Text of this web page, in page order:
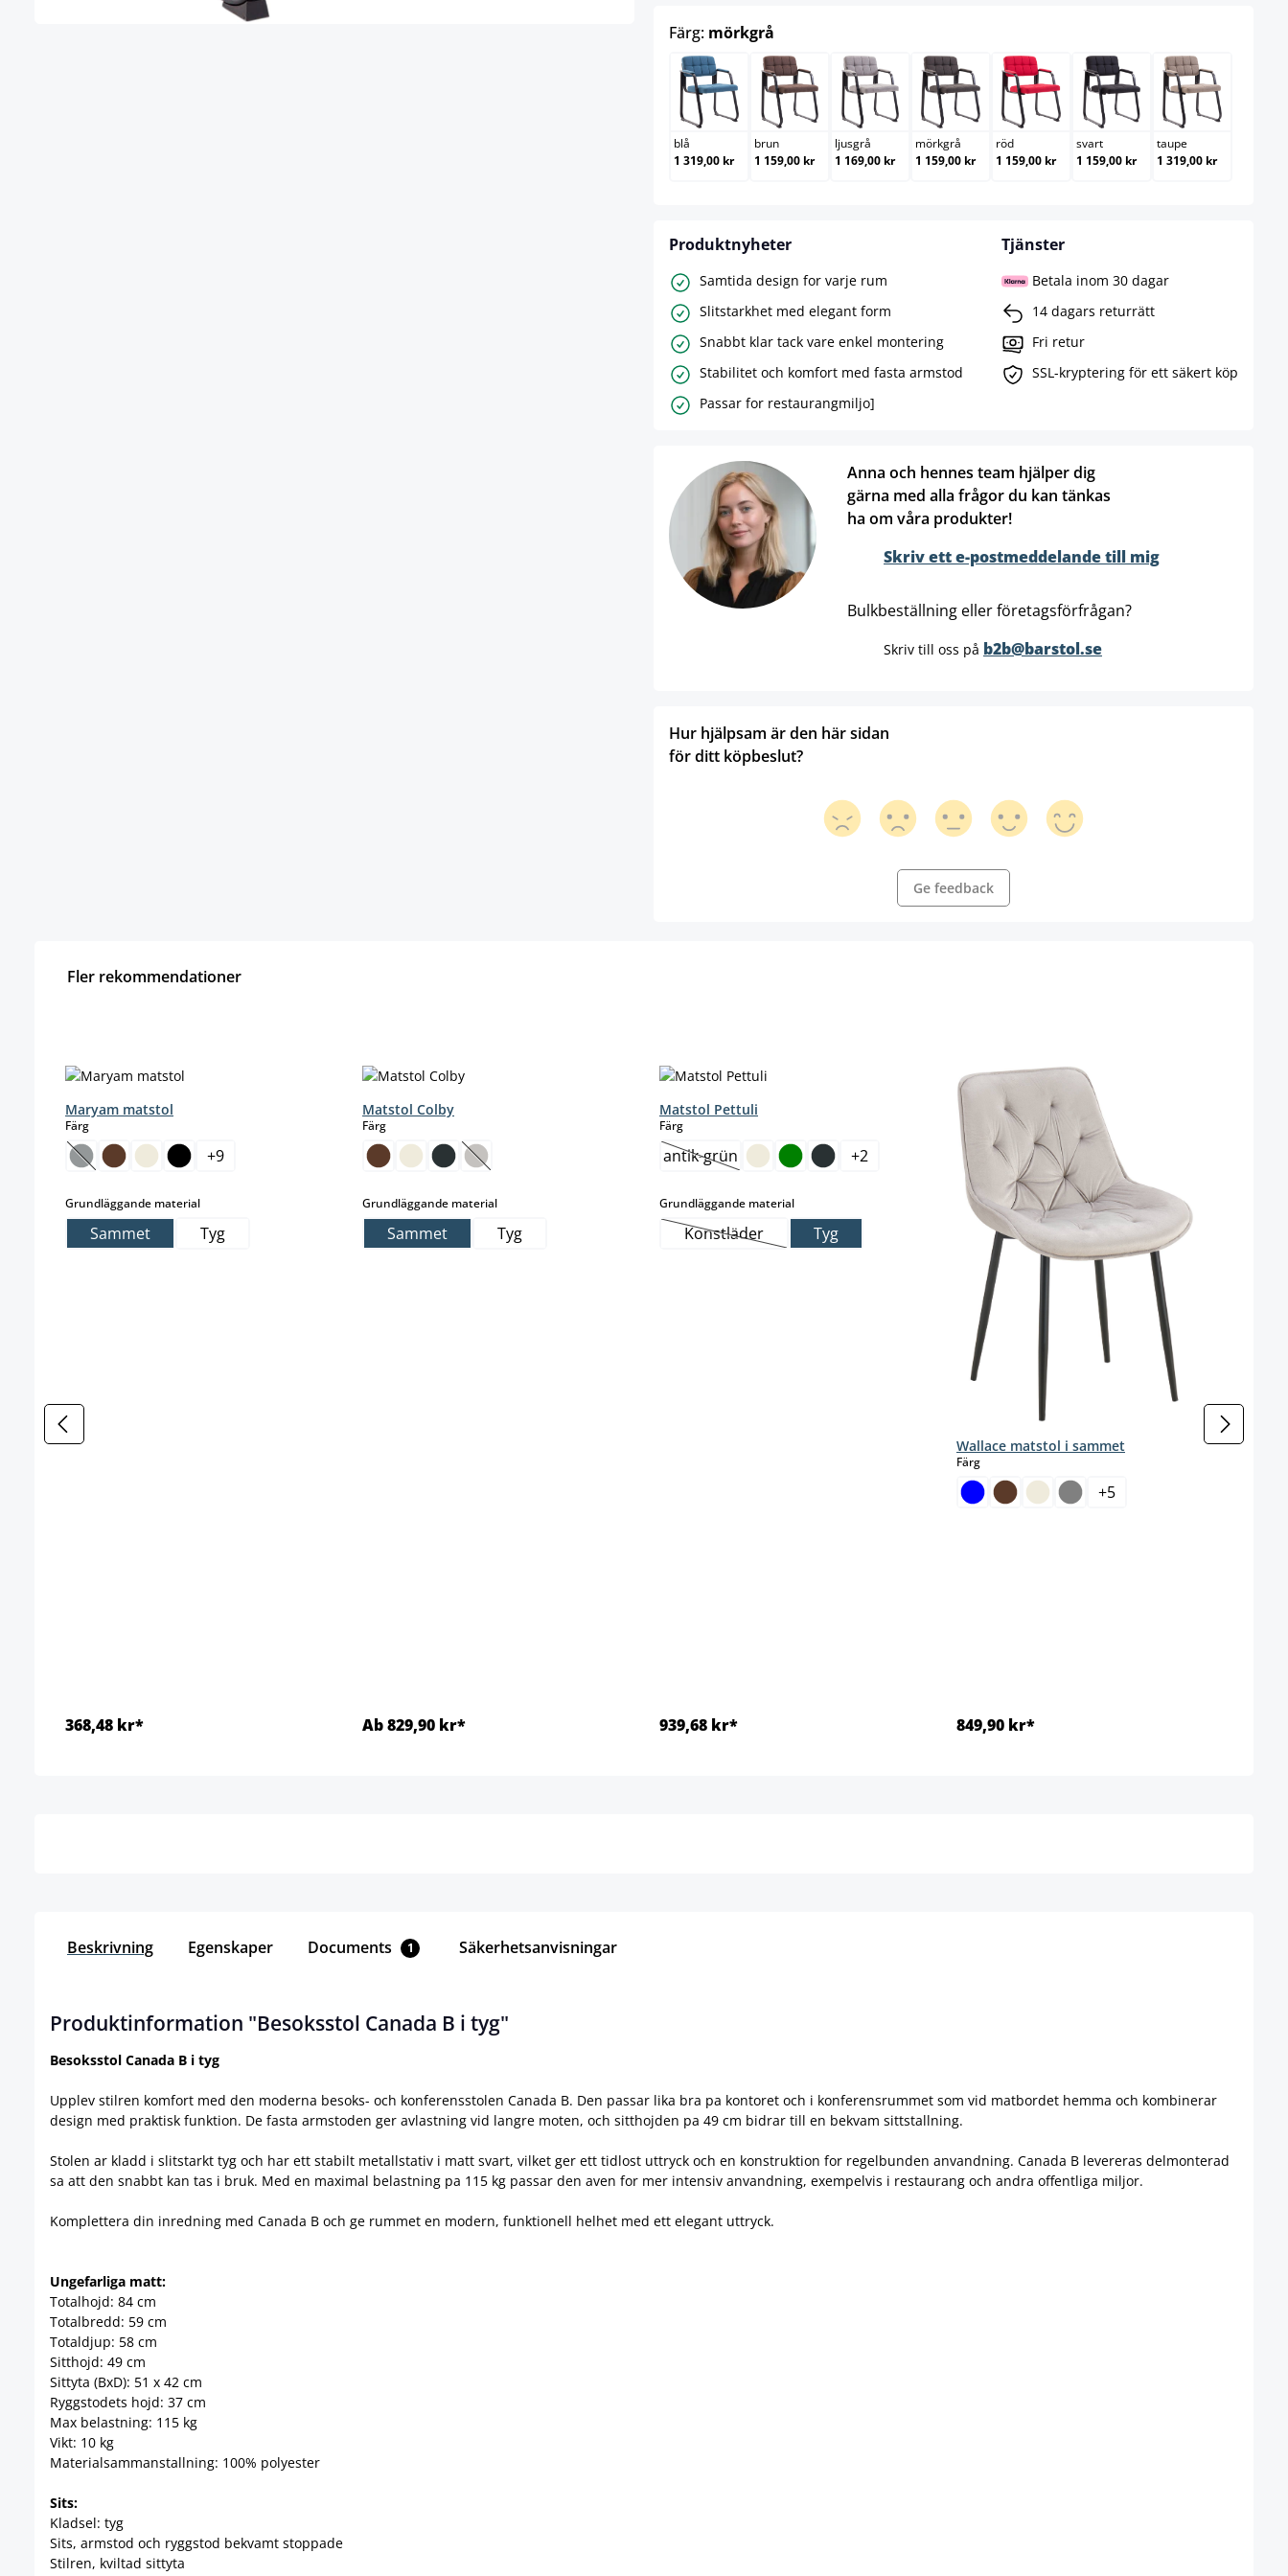
Färg: mörkgrå
blå
blå
1 319,00 kr
brun
brun
1 159,00 kr
ljusgrå
ljusgrå
1 169,00 kr
mörkgrå
mörkgrå
1 159,00 kr
röd
röd
1 159,00 kr
svart
svart
1 159,00 kr
taupe
taupe
1 319,00 kr
Produktnyheter
Samtida design for varje rum
Slitstarkhet med elegant form
Snabbt klar tack vare enkel montering
Stabilitet och komfort med fasta armstod
Passar for restaurangmiljo]
Tjänster
Betala inom 30 dagar
14 dagars returrätt
Fri retur
SSL-kryptering för ett säkert köp
Anna och hennes team hjälper dig
gärna med alla frågor du kan tänkas
ha om våra produkter!
Skriv ett e-postmeddelande till mig
Bulkbeställning eller företagsförfrågan?
Skriv till oss på b2b@barstol.se
Hur hjälpsam är den här sidan
för ditt köpbeslut?
Ge feedback
Fler rekommendationer
Maryam matstol
Färgselect
(Det här alternativet är för närvarande inte tillgängligt.)
+9
Grundläggande materialselect
Sammet Tyg
368,48 kr*
Matstol Colby
Färgselect
(Det här alternativet är för närvarande inte tillgängligt.)
Grundläggande materialselect
Sammet Tyg
Ab 829,90 kr*
Matstol Pettuli
Färgselect
antik-grün(Det här alternativet är för närvarande inte tillgängligt.)
+2
Grundläggande materialselect
Konstläder(Det här alternativet är för närvarande inte tillgängligt.)
Tyg
939,68 kr*
Wallace matstol i sammet
Färgselect
+5
849,90 kr*
Beskrivning Egenskaper Documents 1 Säkerhetsanvisningar
Produktinformation "Besoksstol Canada B i tyg"
Besoksstol Canada B i tyg
Upplev stilren komfort med den moderna besoks- och konferensstolen Canada B. Den passar lika bra pa kontoret och i konferensrummet som vid matbordet hemma och kombinerar
design med praktisk funktion. De fasta armstoden ger avlastning vid langre moten, och sitthojden pa 49 cm bidrar till en bekvam sittstallning.
Stolen ar kladd i slitstarkt tyg och har ett stabilt metallstativ i matt svart, vilket ger ett tidlost uttryck och en konstruktion for regelbunden anvandning. Canada B levereras delmonterad
sa att den snabbt kan tas i bruk. Med en maximal belastning pa 115 kg passar den aven for mer intensiv anvandning, exempelvis i restaurang och andra offentliga miljor.
Komplettera din inredning med Canada B och ge rummet en modern, funktionell helhet med ett elegant uttryck.
Ungefarliga matt:
Totalhojd: 84 cm
Totalbredd: 59 cm
Totaldjup: 58 cm
Sitthojd: 49 cm
Sittyta (BxD): 51 x 42 cm
Ryggstodets hojd: 37 cm
Max belastning: 115 kg
Vikt: 10 kg
Materialsammanstallning: 100% polyester
Sits:
Kladsel: tyg
Sits, armstod och ryggstod bekvamt stoppade
Stilren, kviltad sittyta